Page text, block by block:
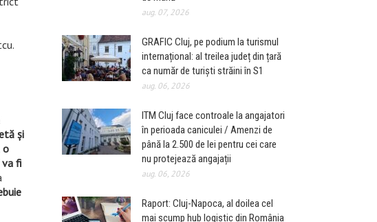
şi
o
fi
aug. 07, 2026
GRAFIC Cluj, pe podium la turismul
internațional: al treilea județ din țară
ca număr de turiști străini în S1
aug. 06, 2026
ITM Cluj face controale la angajatori
în perioada caniculei / Amenzi de
până la 2.500 de lei pentru cei care
nu protejează angajații
aug. 06, 2026
Raport: Cluj-Napoca, al doilea cel
mai scump hub logistic din România